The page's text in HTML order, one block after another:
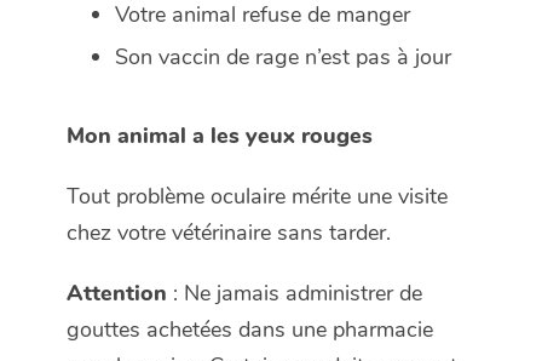
Votre animal refuse de manger
Son vaccin de rage n’est pas à jour
Mon animal a les yeux rouges
Tout problème oculaire mérite une visite
chez votre vétérinaire sans tarder.
Attention : Ne jamais administrer de
gouttes achetées dans une pharmacie